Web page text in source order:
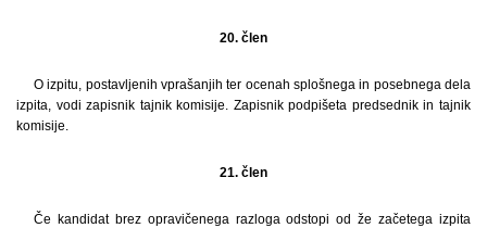
20. člen
O izpitu, postavljenih vprašanjih ter ocenah splošnega in posebnega dela
izpita, vodi zapisnik tajnik komisije. Zapisnik podpišeta predsednik in tajnik
komisije.
21. člen
Če kandidat brez opravičenega razloga odstopi od že začetega izpita